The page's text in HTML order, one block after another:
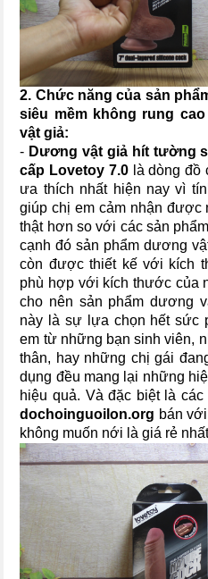
2. Chức năng của sản
siêu mềm không rung
vật giả:
- Dương vật giả hít tường
cấp Lovetoy 7.0là dòng đồ
ưa thích nhất hiện nay vì
giúp chị em cảm nhận được
thật hơn so với các sản
cạnh đó sản phẩm dương
còn được thiết kế với kích
phù hợp với kích thước của
cho nên sản phẩm dương
này là sự lựa chọn hết sức
em từ những bạn sinh viên,
thân, hay những chị gái
dụng đều mang lại những
hiệu quả. Và đặc biệt là
dochoinguoilon.org bán
không muốn nới là giá rẻ